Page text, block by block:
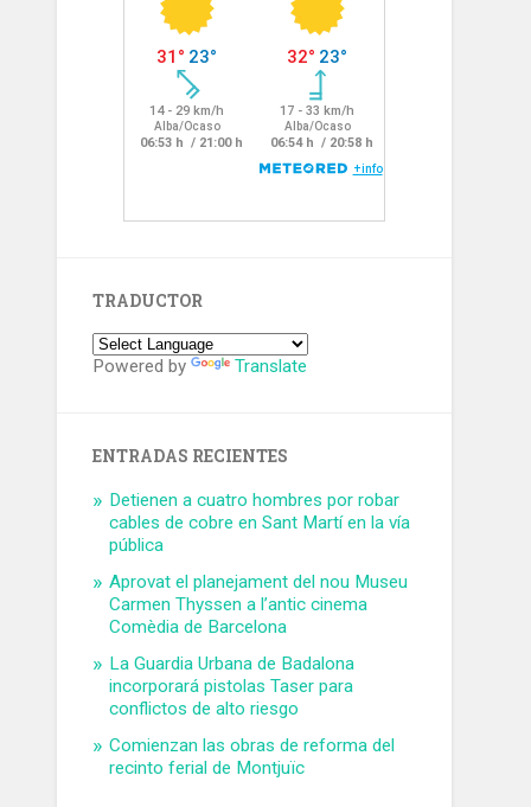
TRADUCTOR
Powered by Translate
ENTRADAS RECIENTES
Detienen a cuatro hombres por robar
cables de cobre en Sant Martí en la vía
pública
Aprovat el planejament del nou Museu
Carmen Thyssen a l’antic cinema
Comèdia de Barcelona
La Guardia Urbana de Badalona
incorporará pistolas Taser para
conflictos de alto riesgo
Comienzan las obras de reforma del
recinto ferial de Montjuïc